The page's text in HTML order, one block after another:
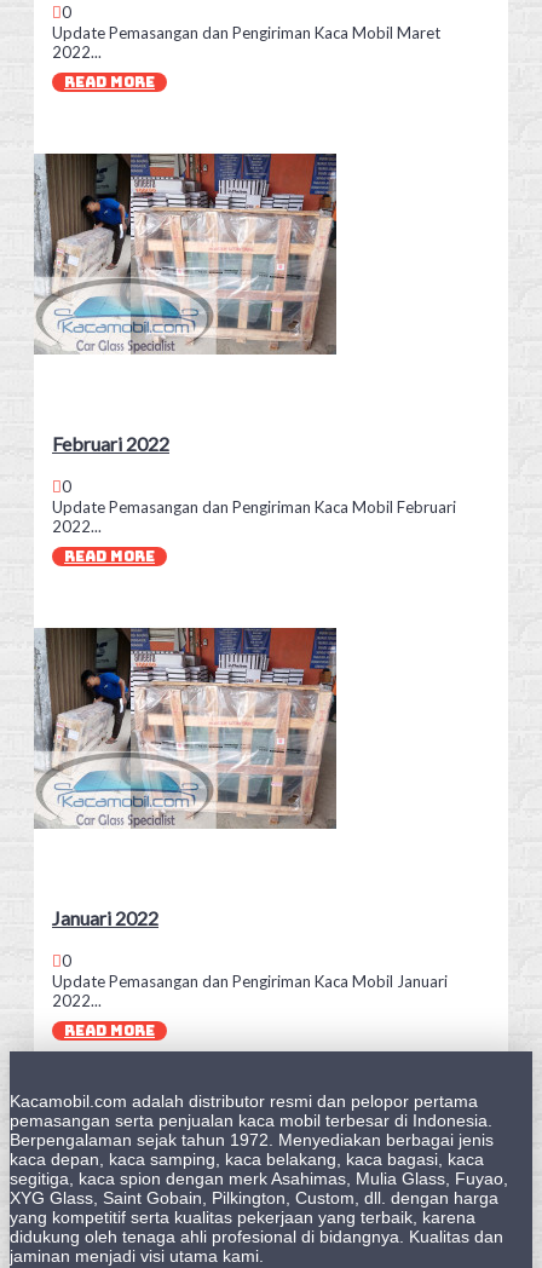
0
Update Pemasangan dan Pengiriman Kaca Mobil Maret
2022...
READ MORE
Februari 2022
0
Update Pemasangan dan Pengiriman Kaca Mobil Februari
2022...
READ MORE
Januari 2022
0
Update Pemasangan dan Pengiriman Kaca Mobil Januari
2022...
READ MORE
Kacamobil.com adalah distributor resmi dan pelopor pertama
pemasangan serta penjualan kaca mobil terbesar di Indonesia.
Berpengalaman sejak tahun 1972. Menyediakan berbagai jenis
kaca depan, kaca samping, kaca belakang, kaca bagasi, kaca
segitiga, kaca spion dengan merk Asahimas, Mulia Glass, Fuyao,
XYG Glass, Saint Gobain, Pilkington, Custom, dll. dengan harga
yang kompetitif serta kualitas pekerjaan yang terbaik, karena
didukung oleh tenaga ahli profesional di bidangnya. Kualitas dan
jaminan menjadi visi utama kami.